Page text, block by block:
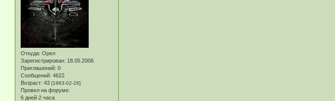
Откуда: Орел
Зарегистрирован: 18.05.2006
Приглашений: 0
Сообщений: 4622
Возраст: 43 [1983-02-26]
Провел на форуме:
6 дней 2 часа